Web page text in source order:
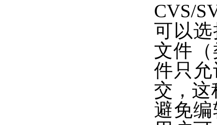
CVS/
可以
文件
件只
交，这
避免